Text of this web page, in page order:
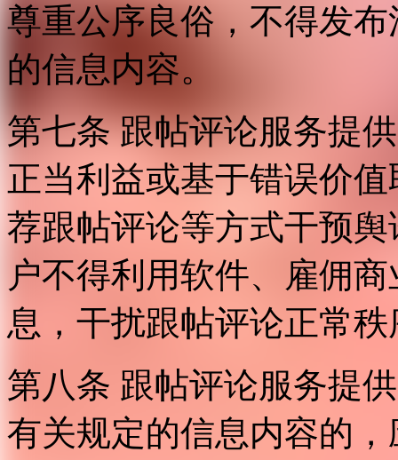
尊重公序良俗，不得发
的信息内容。
第七条 跟帖评论服务提
正当利益或基于错误价
荐跟帖评论等方式干预
户不得利用软件、雇佣
息，干扰跟帖评论正常
第八条 跟帖评论服务提
有关规定的信息内容的